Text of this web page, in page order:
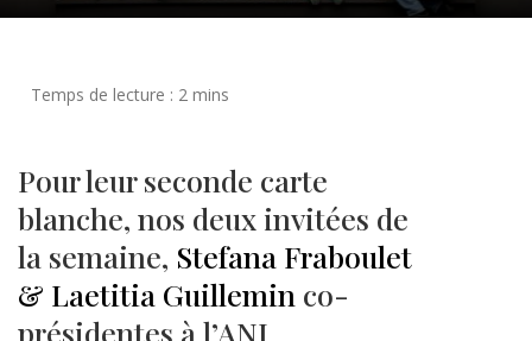
Pour leur seconde carte
blanche, nos deux invitées de
la semaine, Stefana Fraboulet
& Laetitia Guillemin co-
présidentes à l’ANI